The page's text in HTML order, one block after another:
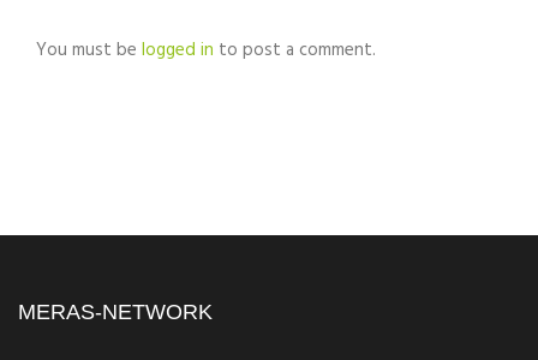
You must be logged in to post a comment.
MERAS-NETWORK